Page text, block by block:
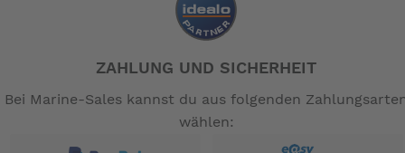
ZAHLUNG UND SICHERHEIT
Bei Marine-Sales kannst du aus folgenden
wählen: